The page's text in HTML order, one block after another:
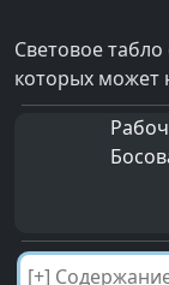
Световое
которых может